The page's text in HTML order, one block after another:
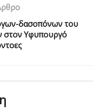
δασοπόνων του
στον Υφυπουργό